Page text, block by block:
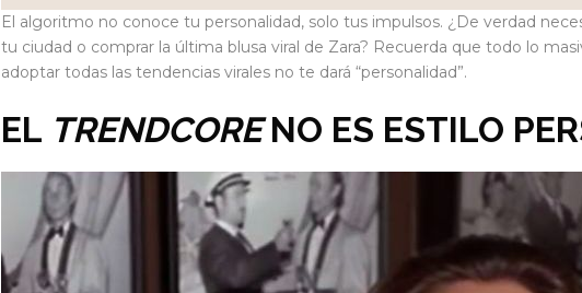
El algoritmo no conoce tu personalidad, solo tus impulsos. ¿De verdad
tu ciudad o comprar la última blusa viral de Zara? Recuerda que todo lo
adoptar todas las tendencias virales no te dará “personalidad”.
EL TRENDCORENO ES ESTILO